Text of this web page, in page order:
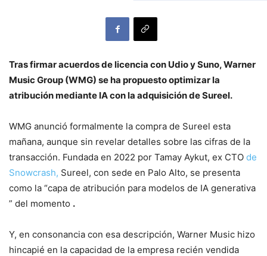
Tras firmar acuerdos de licencia con Udio y Suno, Warner
Music Group (WMG) se ha propuesto optimizar la
atribución mediante IA con la adquisición de Sureel.
WMG anunció formalmente la compra de Sureel esta
mañana, aunque sin revelar detalles sobre las cifras de la
transacción. Fundada en 2022 por Tamay Aykut, ex CTO de
Snowcrash, Sureel, con sede en Palo Alto, se presenta
como la “capa de atribución para modelos de IA generativa
” del momento .
Y, en consonancia con esa descripción, Warner Music hizo
hincapié en la capacidad de la empresa recién vendida